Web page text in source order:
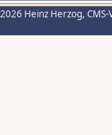
Heinz Herzog,